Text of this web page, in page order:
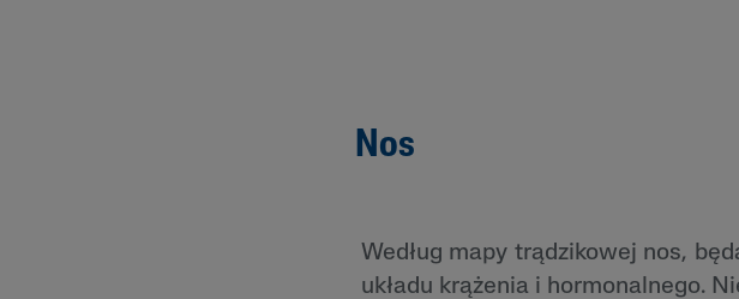
Nos
Według mapy trądzikowej nos,
układu krążenia i hormonalnego.